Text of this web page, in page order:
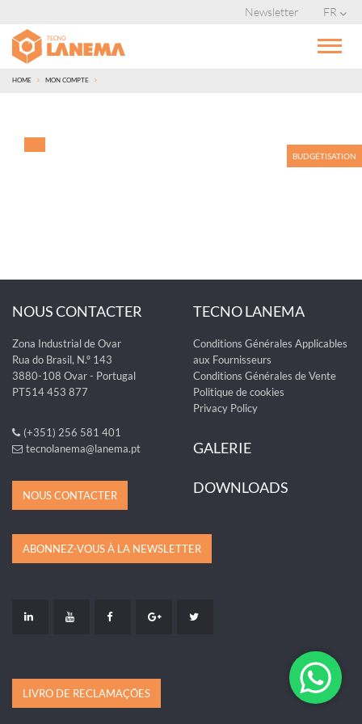
FR
Newsletter
HOME MON COMPTE
BUDGÉTISATION
NOUS CONTACTER
Zona Industrial de Ovar
Rua do Brasil, N.º 143
3880-108 Ovar - Portugal
PT514 453 877
(+351) 256 581 401
tecnolanema@lanema.pt
NOUS CONTACTER
TECNO LANEMA
Conditions Générales Applicables
aux Fournisseurs
Conditions Générales de Vente
Politique de cookies
Privacy Policy
GALERIE
DOWNLOADS
ABONNEZ-VOUS À LA NEWSLETTER
LIVRO DE RECLAMAÇÕES